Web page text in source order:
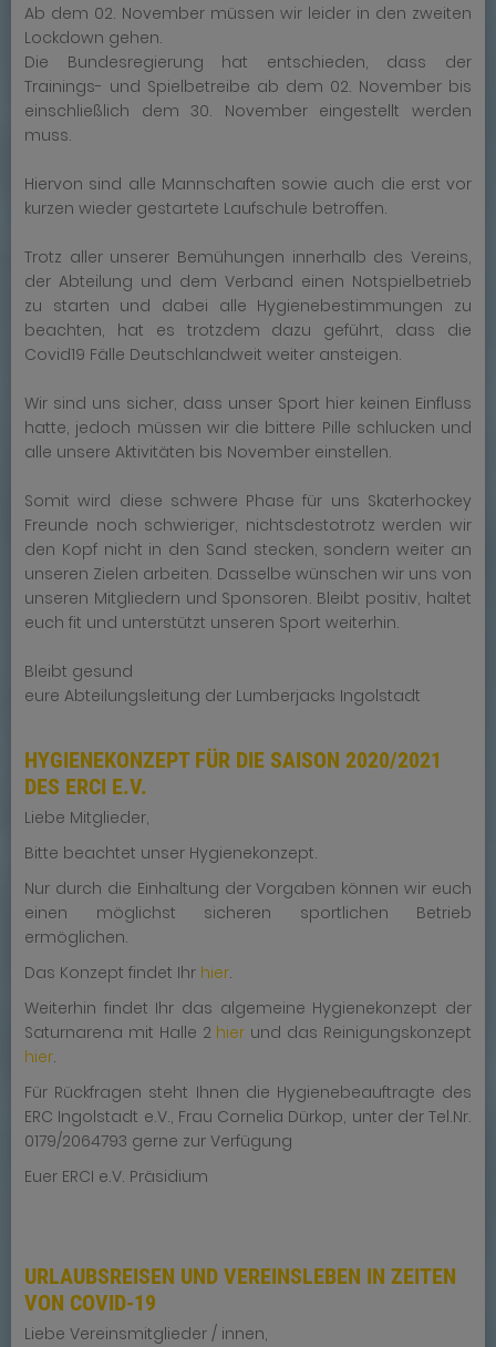
Ab dem 02. November müssen wir leider in den zweiten
Lockdown gehen.
Die Bundesregierung hat entschieden, dass der
Trainings- und Spielbetreibe ab dem 02. November bis
einschließlich dem 30. November eingestellt werden
muss.
Hiervon sind alle Mannschaften sowie auch die erst vor
kurzen wieder gestartete Laufschule betroffen.
Trotz aller unserer Bemühungen innerhalb des Vereins,
der Abteilung und dem Verband einen Notspielbetrieb
zu starten und dabei alle Hygienebestimmungen zu
beachten, hat es trotzdem dazu geführt, dass die
Covid19 Fälle Deutschlandweit weiter ansteigen.
Wir sind uns sicher, dass unser Sport hier keinen Einfluss
hatte, jedoch müssen wir die bittere Pille schlucken und
alle unsere Aktivitäten bis November einstellen.
Somit wird diese schwere Phase für uns Skaterhockey
Freunde noch schwieriger, nichtsdestotrotz werden wir
den Kopf nicht in den Sand stecken, sondern weiter an
unseren Zielen arbeiten. Dasselbe wünschen wir uns von
unseren Mitgliedern und Sponsoren. Bleibt positiv, haltet
euch fit und unterstützt unseren Sport weiterhin.
Bleibt gesund
eure Abteilungsleitung der Lumberjacks Ingolstadt
HYGIENEKONZEPT FÜR DIE SAISON 2020/2021
DES ERCI E.V.
Liebe Mitglieder,
Bitte beachtet unser Hygienekonzept.
Nur durch die Einhaltung der Vorgaben können wir euch
einen möglichst sicheren sportlichen Betrieb
ermöglichen.
Das Konzept findet Ihr hier.
Weiterhin findet Ihr das algemeine Hygienekonzept der
Saturnarena mit Halle 2 hier und das Reinigungskonzept
hier.
Für Rückfragen steht Ihnen die Hygienebeauftragte des
ERC Ingolstadt e.V., Frau Cornelia Dürkop, unter der Tel.Nr.
0179/2064793 gerne zur Verfügung
Euer ERCI e.V. Präsidium
URLAUBSREISEN UND VEREINSLEBEN IN ZEITEN
VON COVID-19
Liebe Vereinsmitglieder / innen,